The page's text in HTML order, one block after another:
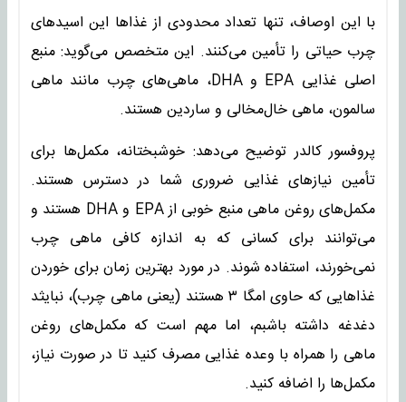
با این اوصاف، تنها تعداد محدودی از غذاها این اسیدهای
چرب حیاتی را تأمین می‌کنند. این متخصص می‌گوید: منبع
اصلی غذایی EPA و DHA، ماهی‌های چرب مانند ماهی
سالمون، ماهی خال‌مخالی و ساردین هستند.
پروفسور کالدر توضیح می‌دهد: خوشبختانه، مکمل‌ها برای
تأمین نیازهای غذایی ضروری شما در دسترس هستند.
مکمل‌های روغن ماهی منبع خوبی از EPA و DHA هستند و
می‌توانند برای کسانی که به اندازه کافی ماهی چرب
نمی‌خورند، استفاده شوند. در مورد بهترین زمان برای خوردن
غذاهایی که حاوی امگا ۳ هستند (یعنی ماهی چرب)، نبایثد
دغدغه داشته باشبم، اما مهم است که مکمل‌های روغن
ماهی را همراه با وعده غذایی مصرف کنید تا در صورت نیاز،
مکمل‌ها را اضافه کنید.